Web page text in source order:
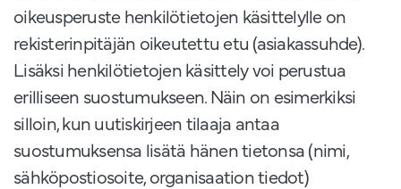
oikeusperuste henkilötietojen käsittelylle on
rekisterinpitäjän oikeutettu etu (asiakassuhde).
Lisäksi henkilötietojen käsittely voi perustua
erilliseen suostumukseen. Näin on esimerkiksi
silloin, kun uutiskirjeen tilaaja antaa
suostumuksensa lisätä hänen tietonsa (nimi,
sähköpostiosoite, organisaation tiedot)